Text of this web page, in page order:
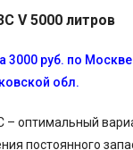
V 5000 литров
3000 руб. по
обл.
– оптимальный
постоянного